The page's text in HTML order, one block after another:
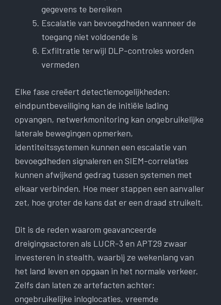
gegevens te bereiken
Escalatie van bevoegdheden wanneer de
toegang niet voldoende is
Exfiltratie terwijl DLP-controles worden
vermeden
Elke fase creëert detectiemogelijkheden:
eindpuntbeveiliging kan de initiële lading
opvangen, netwerkmonitoring kan ongebruikelijke
laterale bewegingen opmerken,
identiteitssystemen kunnen een escalatie van
bevoegdheden signaleren en SIEM-correlaties
kunnen afwijkend gedrag tussen systemen met
elkaar verbinden. Hoe meer stappen een aanvaller
zet, hoe groter de kans dat er een draad struikelt.
Dit is de reden waarom geavanceerde
dreigingsactoren als LUCR-3 en APT29 zwaar
investeren in stealth, waarbij ze wekenlang van
het land leven en opgaan in het normale verkeer.
Zelfs dan laten ze artefacten achter:
ongebruikelijke inloglocaties, vreemde